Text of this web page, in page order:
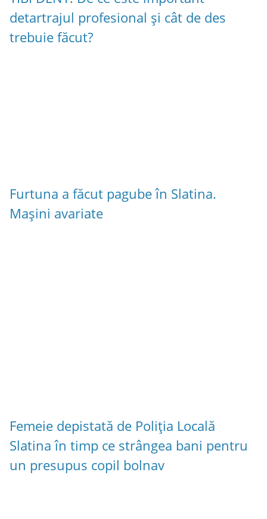
detartrajul profesional și cât de des
trebuie făcut?
Furtuna a făcut pagube în Slatina.
Mașini avariate
Femeie depistată de Poliția Locală
Slatina în timp ce strângea bani pentru
un presupus copil bolnav